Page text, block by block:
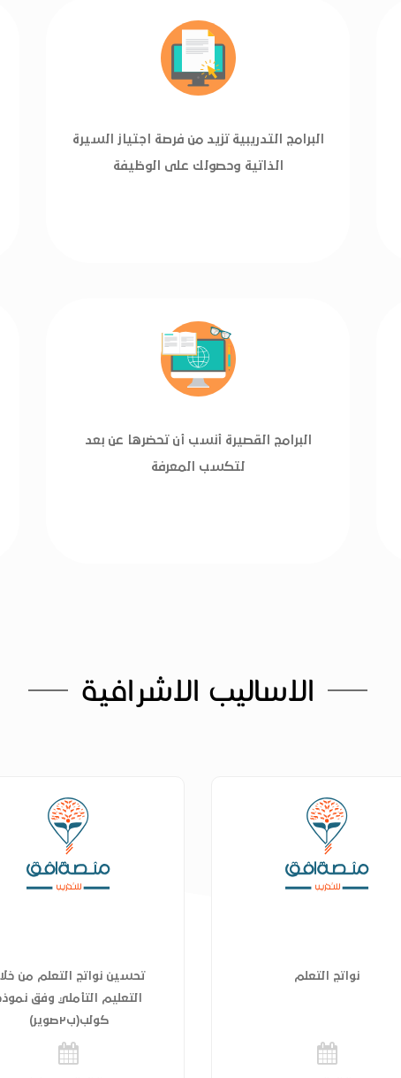
البرامج التدريبية تزيد من فرصة اجتياز السيرة
الذاتية وحصولك على الوظيفة
البرامج القصيرة أنسب أن تحضرها عن بعد
لتكسب المعرفة
الاساليب الاشرافية
نواتج التعلم تحسين نواتج التعلم من
التعليم التأملي وفق
كولب(ب٢صوير)